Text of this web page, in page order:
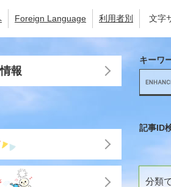
Foreign Language 利用者別 文字
報
分類
キーワ
記事ID